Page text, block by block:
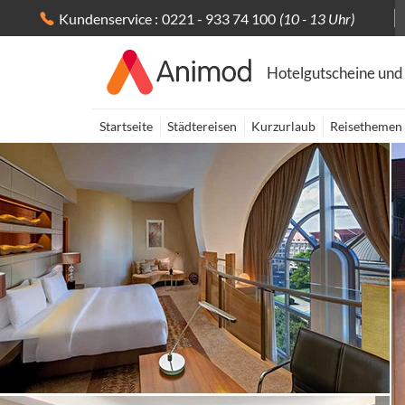
Kundenservice : 0221 - 933 74 100 (10 - 13 Uhr)
Hotelgutscheine
Startseite Städtereisen Kurzurlaub Reisethemen